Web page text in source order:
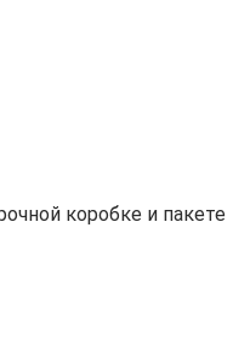
коробке и пакете